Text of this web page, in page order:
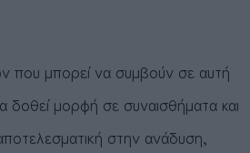
που μπορεί να συμβούν σε αυτή
δοθεί μορφή σε συναισθήματα και
στην ανάδυση,